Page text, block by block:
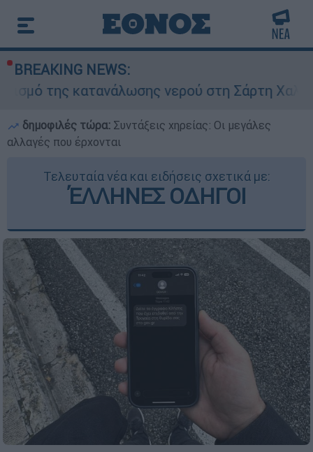
BREAKING NEWS:
νερού στη Σάρτη Χαλκιδικής -
δημοφιλές τώρα: Συντάξεις χηρείας: Οι μεγάλες
αλλαγές που έρχονται
Τελευταία νέα και ειδήσεις σχετικά με:
ΈΛΛΗΝΕΣ ΟΔΗΓΟΙ